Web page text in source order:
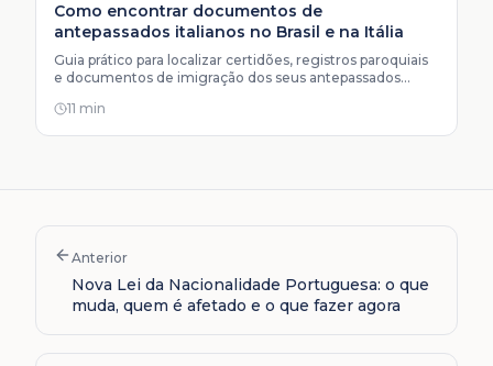
Como encontrar documentos de
antepassados italianos no Brasil e na Itália
Guia prático para localizar certidões, registros paroquiais
e documentos de imigração dos seus antepassados
11 min
Anterior
Nova Lei da Nacionalidade Portuguesa: o que
muda, quem é afetado e o que fazer agora